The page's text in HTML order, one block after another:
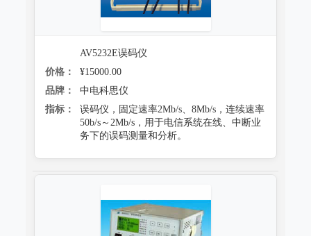
AV5232E误码仪
价格：
¥15000.00
品牌：
中电科思仪
指标：
误码仪，固定速率2Mb/s、8Mb/s，连续速率
50b/s～2Mb/s，用于电信系统在线、中断业
务下的误码测量和分析。